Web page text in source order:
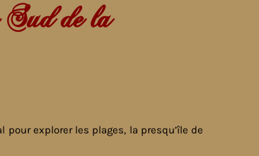
de la
explorer les plages, la presqu’île de